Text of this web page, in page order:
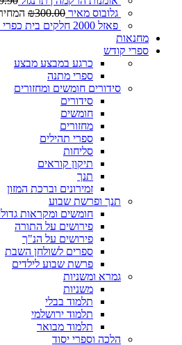
גלובוס מאיר
₪300.00 המחיר
פאזל 2000 חלקים בית כפרי
מחנאות
ספרי קודש
כרגע במבצע מבצע
ספרי מתנה
סידורים חומשים ומחזורים
סידורים
חומשים
מחזורים
ספרי תהילים
סליחות
תיקון קוראים
תנך
זמירונים וברכת המזון
תנך ופרשת שבוע
חומשים ומקראות
פירושים על התורה
פירושים על הנ"ך
ספרים לשולחן השבת
פרשת שבוע לילדים
גמרא ומשניות
משניות
תלמוד בבלי
תלמוד ירושלמי
תלמוד מבואר
הלכה וספרי יסוד